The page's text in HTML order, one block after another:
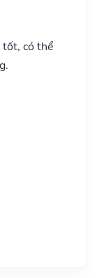
tốt, có thể